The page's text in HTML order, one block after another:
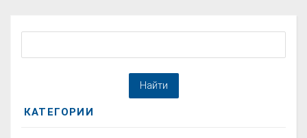
КАТЕГОРИИ